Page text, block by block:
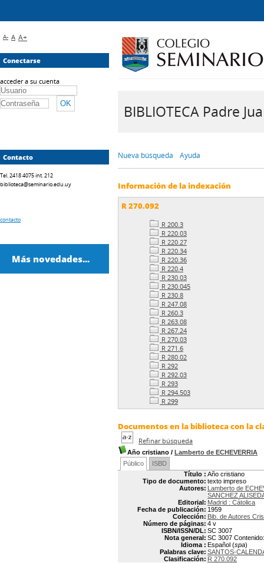
BIBLIOTECA Padre
Nueva búsqueda Ayuda
Información de la indexación
R 270.092
R 200.3
R 220.03
R 220.27
R 220.34
R 220.36
R 220.4
R 230.03
R 230.045
R 230.8
R 247.08
R 260.3
R 263.08
R 267.24
R 270.03
R 271.6
R 280.02
R 292
R 292.03
R 293
R 294.503
R 299
Documentos en la biblioteca con la
Refinar búsqueda
Año cristiano / Lamberto de ECHEVERRIA
Público
ISBD
Título : Año cristiano
Tipo de documento: texto impreso
Autores: Lamberto de
SANCHEZ
Editorial: Madrid : Cátolica
Fecha de publicación: 1959
Colección: Bib. de Autores
Número de páginas: 4 v
ISBN/ISSN/DL: SC 3007
Nota general: SC 3007
Idioma : Español (spa)
Palabras clave: SANTOS-
Clasificación: R 270.092
A- A A+
Conectarse
acceder a su cuenta
Contacto
Tel. 2418 4075 int. 212
biblioteca@seminario.edu.uy
contacto
Más novedades...